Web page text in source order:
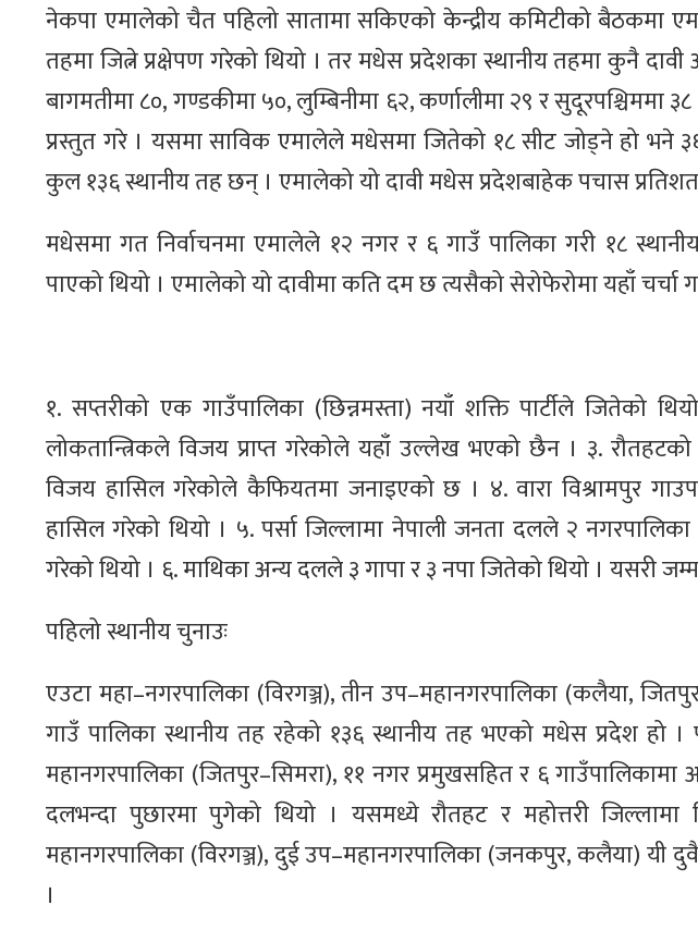
नेकपा एमालेको चैत पहिलो सातामा सकिएको केन्द्रीय कमिटीको बैठकमा
तहमा जित्ने प्रक्षेपण गरेको थियो । तर मधेस प्रदेशका स्थानीय तहमा कुनै
बागमतीमा ८०, गण्डकीमा ५०, लुम्बिनीमा ६२, कर्णालीमा २९ र सुदूरपश्चिममा
प्रस्तुत गरे । यसमा साविक एमालेले मधेसमा जितेको १८ सीट जोड्ने हो भने
कुल १३६ स्थानीय तह छन् । एमालेको यो दावी मधेस प्रदेशबाहेक पचास प्रतिशत
मधेसमा गत निर्वाचनमा एमालेले १२ नगर र ६ गाउँ पालिका गरी १८
पाएको थियो । एमालेको यो दावीमा कति दम छ त्यसैको सेरोफेरोमा यहाँ चर्चा
१. सप्तरीको एक गाउँपालिका (छिन्नमस्ता) नयाँ शक्ति पार्टीले जितेको
लोकतान्त्रिकले विजय प्राप्त गरेकोले यहाँ उल्लेख भएको छैन । ३.
विजय हासिल गरेकोले कैफियतमा जनाइएको छ । ४. वारा विश्रामपुर
हासिल गरेको थियो । ५. पर्सा जिल्लामा नेपाली जनता दलले २
गरेको थियो । ६. माथिका अन्य दलले ३ गापा र ३ नपा जितेको थियो । यसरी
पहिलो स्थानीय चुनाउः
एउटा महा–नगरपालिका (विरगञ्ज), तीन उप–महानगरपालिका (कलैया,
गाउँ पालिका स्थानीय तह रहेको १३६ स्थानीय तह भएको मधेस प्रदेश हो
महानगरपालिका (जितपुर–सिमरा), ११ नगर प्रमुखसहित र ६ गाउँपालिकामा
दलभन्दा पुछारमा पुगेको थियो । यसमध्ये रौतहट र महोत्तरी
महानगरपालिका (विरगञ्ज), दुई उप–महानगरपालिका (जनकपुर, कलैया) यी
।